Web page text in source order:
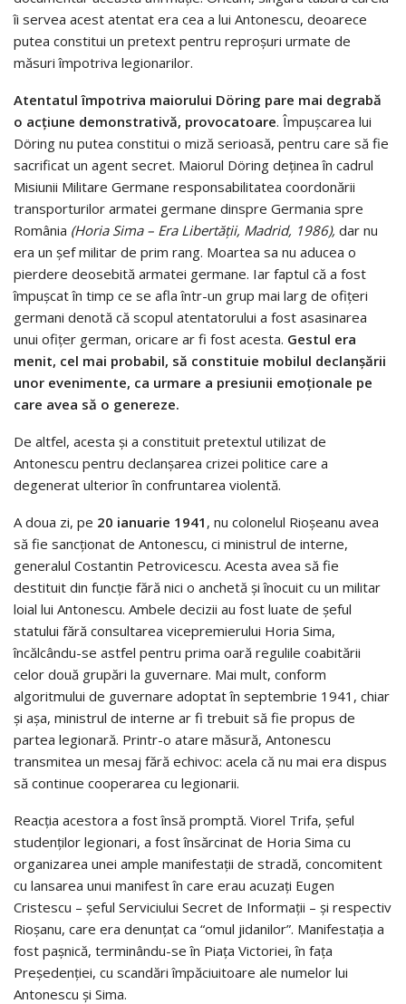
îi servea acest atentat era cea a lui Antonescu, deoarece
putea constitui un pretext pentru reproșuri urmate de
măsuri împotriva legionarilor.
Atentatul împotriva maiorului Döring pare mai degrabă
o acțiune demonstrativă, provocatoare. Împușcarea lui
Döring nu putea constitui o miză serioasă, pentru care să fie
sacrificat un agent secret. Maiorul Döring deținea în cadrul
Misiunii Militare Germane responsabilitatea coordonării
transporturilor armatei germane dinspre Germania spre
România (Horia Sima – Era Libertății, Madrid, 1986), dar nu
era un șef militar de prim rang. Moartea sa nu aducea o
pierdere deosebită armatei germane. Iar faptul că a fost
împușcat în timp ce se afla într-un grup mai larg de ofițeri
germani denotă că scopul atentatorului a fost asasinarea
unui ofițer german, oricare ar fi fost acesta. Gestul era
menit, cel mai probabil, să constituie mobilul declanșării
unor evenimente, ca urmare a presiunii emoționale pe
care avea să o genereze.
De altfel, acesta și a constituit pretextul utilizat de
Antonescu pentru declanşarea crizei politice care a
degenerat ulterior în confruntarea violentă.
A doua zi, pe 20 ianuarie 1941 , nu colonelul Rioșeanu avea
să fie sancționat de Antonescu, ci ministrul de interne,
generalul Costantin Petrovicescu. Acesta avea să fie
destituit din funcție fără nici o anchetă și înocuit cu un militar
loial lui Antonescu. Ambele decizii au fost luate de șeful
statului fără consultarea vicepremierului Horia Sima,
încălcându-se astfel pentru prima oară regulile coabitării
celor două grupări la guvernare. Mai mult, conform
algoritmului de guvernare adoptat în septembrie 1941, chiar
și așa, ministrul de interne ar fi trebuit să fie propus de
partea legionară. Printr-o atare măsură, Antonescu
transmitea un mesaj fără echivoc: acela că nu mai era dispus
să continue cooperarea cu legionarii.
Reacția acestora a fost însă promptă. Viorel Trifa, șeful
studenților legionari, a fost însărcinat de Horia Sima cu
organizarea unei ample manifestații de stradă, concomitent
cu lansarea unui manifest în care erau acuzați Eugen
Cristescu – șeful Serviciului Secret de Informații – și respectiv
Rioșanu, care era denunțat ca “omul jidanilor”. Manifestația a
fost pașnică, terminându-se în Piața Victoriei, în fața
Președenției, cu scandări împăciuitoare ale numelor lui
Antonescu și Sima.